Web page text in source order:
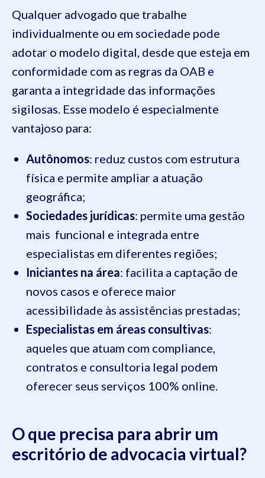
Qualquer advogado que trabalhe
individualmente ou em sociedade pode
adotar o modelo digital, desde que esteja em
conformidade com as regras da OAB e
garanta a integridade das informações
sigilosas. Esse modelo é especialmente
vantajoso para:
Autônomos: reduz custos com estrutura
física e permite ampliar a atuação
geográfica;
Sociedades jurídicas: permite uma gestão
mais funcional e integrada entre
especialistas em diferentes regiões;
Iniciantes na área: facilita a captação de
novos casos e oferece maior
acessibilidade às assistências prestadas;
Especialistas em áreas consultivas:
aqueles que atuam com compliance,
contratos e consultoria legal podem
oferecer seus serviços 100% online.
O que precisa para abrir um
escritório de advocacia virtual?